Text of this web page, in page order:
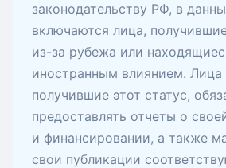
законодательству РФ, в
включаются лица,
из-за рубежа или
иностранным влиянием. Лица
получившие этот статус,
предоставлять отчеты о
и финансировании, а также
свои публикации